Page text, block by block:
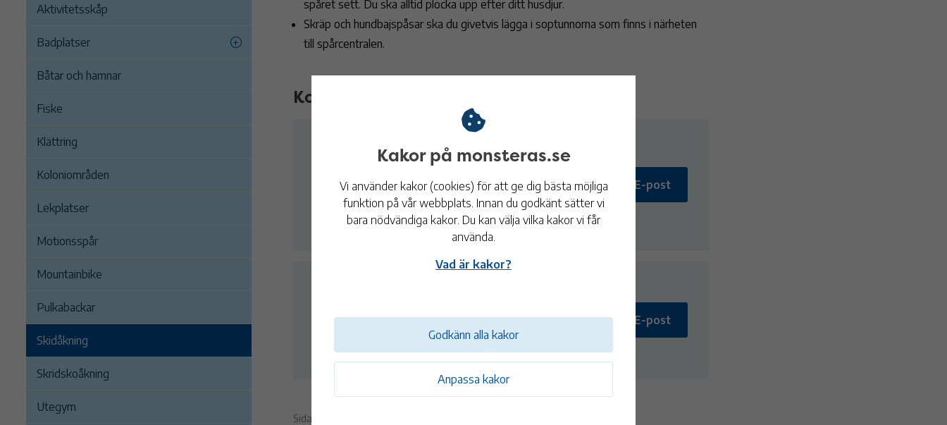
Aktivitetsskåp
Badplatser
Båtar och hamnar
Fiske
Klättring
Koloniområden
Lekplatser
Motionsspår
Mountainbike
Pulkabackar
Skidåkning
Skridskoåkning
Utegym
spåret sett. Du ska alltid plocka upp efter ditt husdjur.
Skräp och hundbajspåsar ska du givetvis lägga i soptunnorna som finns i närheten
till spårcentralen.
Kontakt
Fritidsavdelningen
Box 54
383 22 Mönsterås
fritid@monsteras.se
E-post
E-post
Sidan granskad 2 juni 2025
Kakor på monsteras.se
Vi använder kakor (cookies) för att ge dig bästa möjliga
funktion på vår webbplats. Innan du godkänt sätter vi
bara nödvändiga kakor. Du kan välja vilka kakor vi får
använda.
Vad är kakor?
Anpassa kakor
Godkänn alla kakor